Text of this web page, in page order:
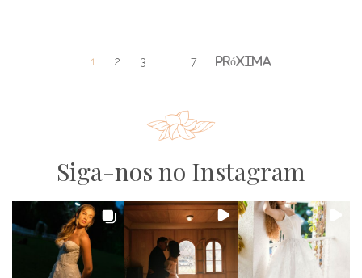
1 2 3 7
Siga-nos no Instagram